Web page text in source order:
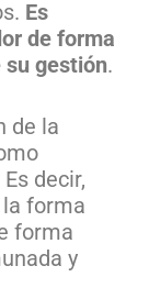
Es
de forma
gestión.
de la
decir,
forma
forma
y